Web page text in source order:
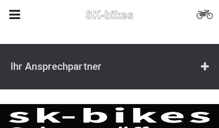
Ihr Ansprechpartner